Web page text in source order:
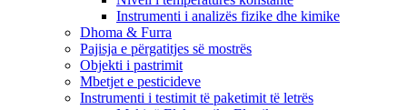
Instrumenti i analizës fizike dhe kimike
Dhoma & Furra
Pajisja e përgatitjes së mostrës
Objekti i pastrimit
Mbetjet e pesticideve
Instrumenti i testimit të paketimit të letrës